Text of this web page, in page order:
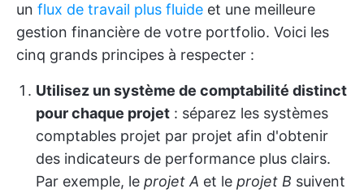
un flux de travail plus fluide et une meilleure
gestion financière de votre portfolio. Voici les
cinq grands principes à respecter :
Utilisez un système de comptabilité distinct
pour chaque projet : séparez les systèmes
comptables projet par projet afin d'obtenir
des indicateurs de performance plus clairs.
Par exemple, le projet A et le projet B suivent